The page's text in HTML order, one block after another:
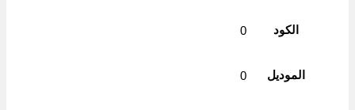
الكود 0
الموديل 0